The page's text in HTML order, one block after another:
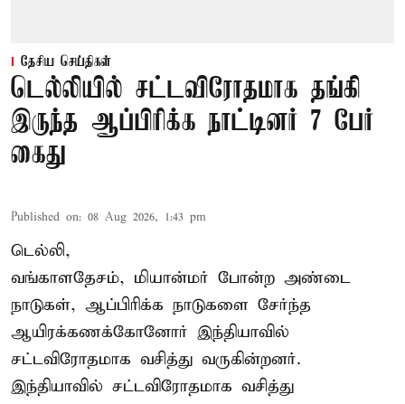
தேசிய செய்திகள்
டெல்லியில் சட்டவிரோதமாக தங்கி
இருந்த ஆப்பிரிக்க நாட்டினர் 7 பேர்
கைது
Published on: 08 Aug 2026, 1:43 pm
டெல்லி,
வங்காளதேசம், மியான்மர் போன்ற அண்டை
நாடுகள், ஆப்பிரிக்க நாடுகளை சேர்ந்த
ஆயிரக்கணக்கோனோர் இந்தியாவில்
சட்டவிரோதமாக வசித்து வருகின்றனர்.
இந்தியாவில் சட்டவிரோதமாக வசித்து